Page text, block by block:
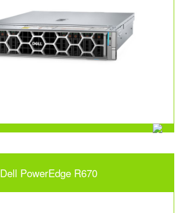
Dell PowerEdge R670